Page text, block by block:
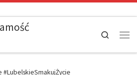
Search
#LubelskieSmakujŻycie